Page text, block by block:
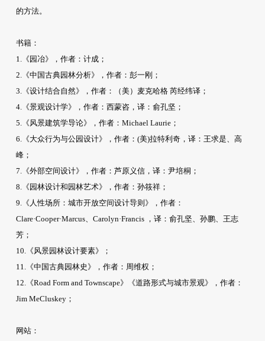
的方法。
书籍：
1.《园冶》，作者：计成；
2.《中国古典园林分析》，作者：彭一刚；
3.《设计结合自然》，作者：（美）麦克哈格 芮经纬译；
4.《景观设计学》，作者：西蒙咨，译：俞孔坚；
5.《风景建筑学导论》，作者：Michael Laurie；
6.《大众行为与公园设计》，作者：(美)拉特利奇，译：王求是、高
峰；
7.《外部空间设计》，作者：芦原义信，译：尹培桐；
8.《园林设计和园林艺术》，作者：孙筱祥；
9.《人性场所：城市开放空间设计导则》，作者：
Clare·Cooper·Marcus、Carolyn·Francis ，译：俞孔坚、孙鹏、王志
芳；
10.《风景园林设计要素》；
11.《中国古典园林史》，作者：周维权；
12.《Road Form and Townscape》《道路形式与城市景观》，作者：
Jim MeCluskey；
网站：